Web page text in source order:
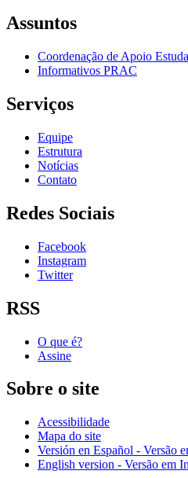
Assuntos
Coordenação de Apoio
Informativos PRAC
Serviços
Equipe
Estrutura
Notícias
Contato
Redes Sociais
Facebook
Instagram
Twitter
RSS
O que é?
Assine
Sobre o site
Acessibilidade
Mapa do site
Versión en Español - Versão
English version - Versão em